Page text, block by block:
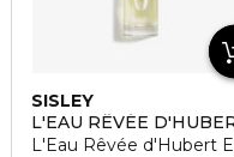
SISLEY
L'EAU RÊVÉE
L'Eau Rêvée d'Hubert